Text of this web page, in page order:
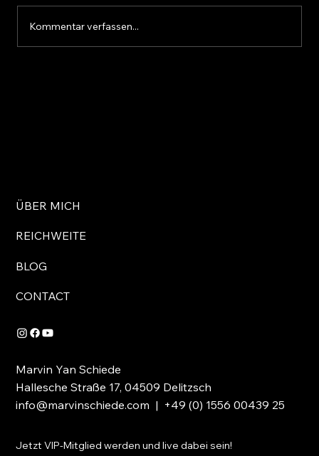
Kommentar verfassen...
ÜBER MICH
REICHWEITE
BLOG
CONTACT
Marvin Yan Schiede
Hallesche Straße 17, 04509 Delitzsch
info@marvinschiede.com | +49 (0) 1556 00439 25
Jetzt VIP-Mitglied werden und live dabei sein!